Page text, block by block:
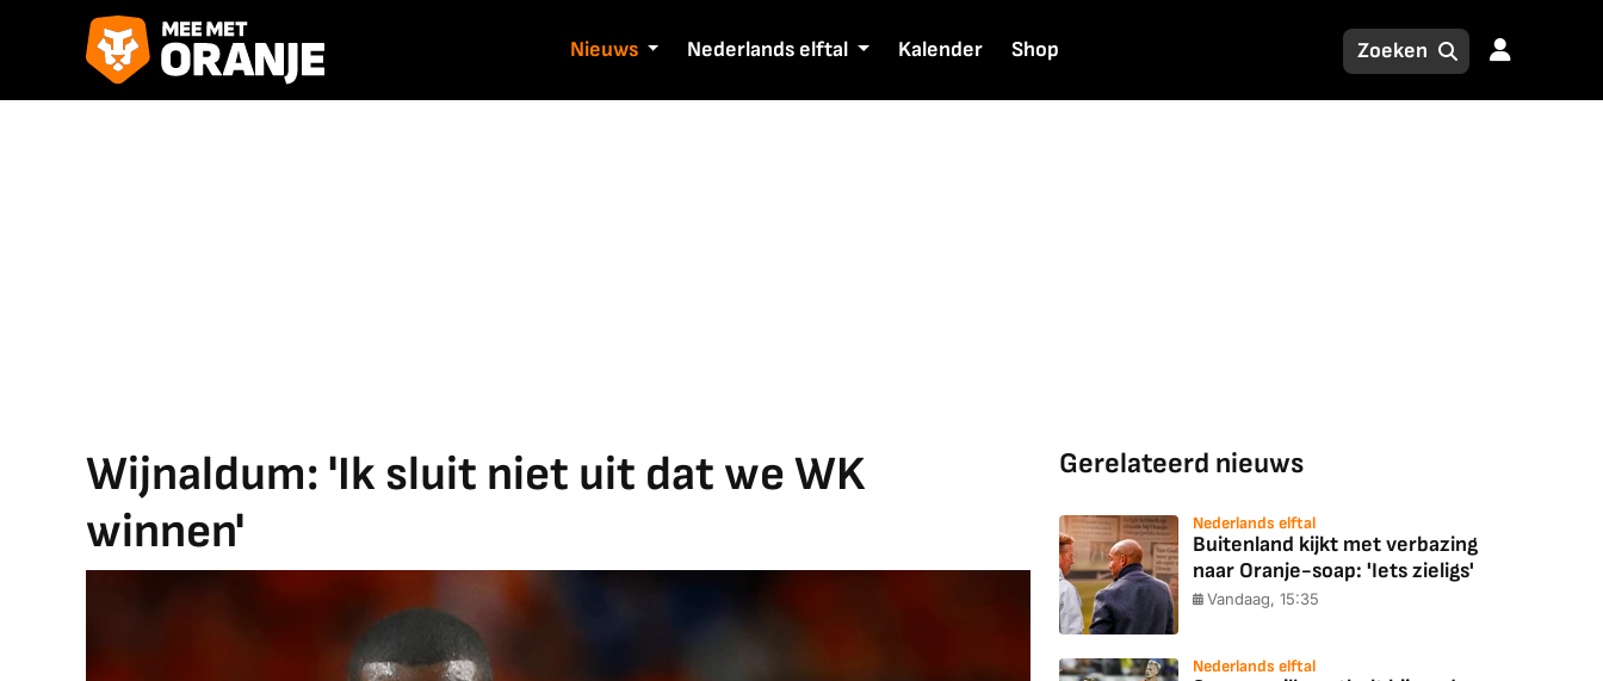
Nieuws Nederlands elftal Kalender Shop
Wijnaldum: 'Ik sluit niet uit dat we WK
winnen'
Gerelateerd nieuws
Nederlands elftal
Buitenland kijkt met verbazing
naar Oranje-soap: 'Iets zieligs'
Vandaag, 15:35
Nederlands elftal